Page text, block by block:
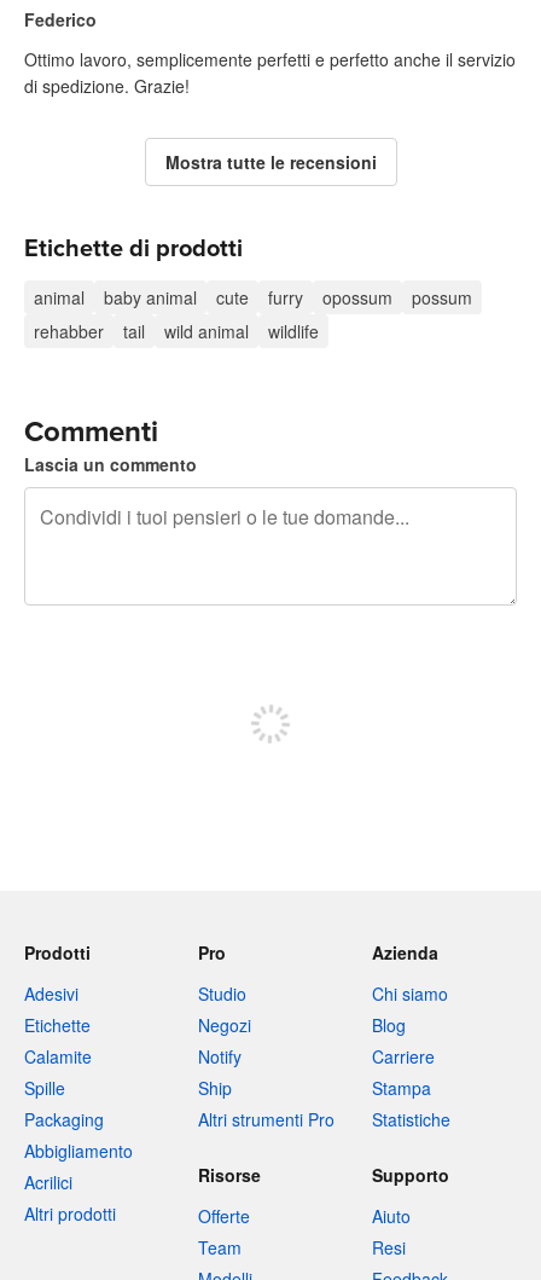
Federico
Ottimo lavoro, semplicemente perfetti e perfetto anche il servizio
di spedizione. Grazie!
Mostra tutte le recensioni
Etichette di prodotti
animal baby animal cute furry opossum
possum
rehabber
tail wild animal wildlife
Commenti
Lascia un commento
Prodotti
Adesivi
Etichette
Calamite
Spille
Packaging
Abbigliamento
Acrilici
Altri prodotti
Pro
Studio
Negozi
Notify
Ship
Altri strumenti Pro
Azienda
Chi siamo
Blog
Carriere
Stampa
Statistiche
Risorse
Offerte
Team
Supporto
Aiuto
Resi